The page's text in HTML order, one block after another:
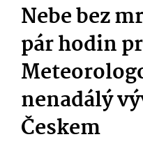
Nebe bez
pár hodin
nenadálý
Českem